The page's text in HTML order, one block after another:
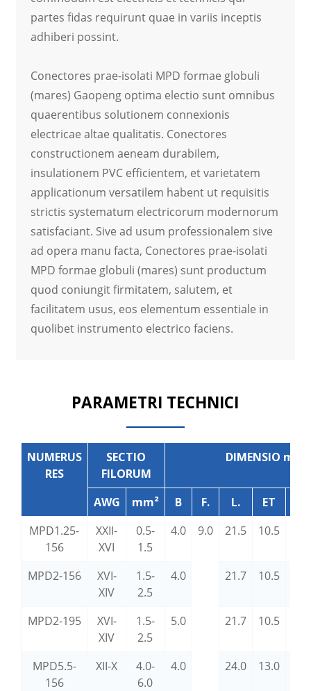
partes fidas requirunt quae in variis inceptis
adhiberi possint.
Conectores prae-isolati MPD formae globuli
(mares) Gaopeng optima electio sunt omnibus
quaerentibus solutionem connexionis
electricae altae qualitatis. Conectores
constructionem aeneam durabilem,
insulationem PVC efficientem, et varietatem
applicationum versatilem habent ut requisitis
strictis systematum electricorum modernorum
satisfaciant. Sive ad usum professionalem sive
ad opera manu facta, Conectores prae-isolati
MPD formae globuli (mares) sunt productum
quod coniungit firmitatem, salutem, et
facilitatem usus, eos elementum essentiale in
quolibet instrumento electrico faciens.
PARAMETRI TECHNICI
NUMERUS
RES
SECTIO
FILORUM
DIMENSIO mm
AWG mm² B F. L. ET
MPD1.25-
156
XXII-
XVI
0.5-
1.5
4.0 9.0 21.5 10.5
MPD2-156
XVI-
XIV
1.5-
2.5
4.0 21.7 10.5
MPD2-195
XVI-
XIV
1.5-
2.5
5.0 21.7 10.5
MPD5.5-
156
XII-X
4.0-
6.0
4.0 24.0 13.0